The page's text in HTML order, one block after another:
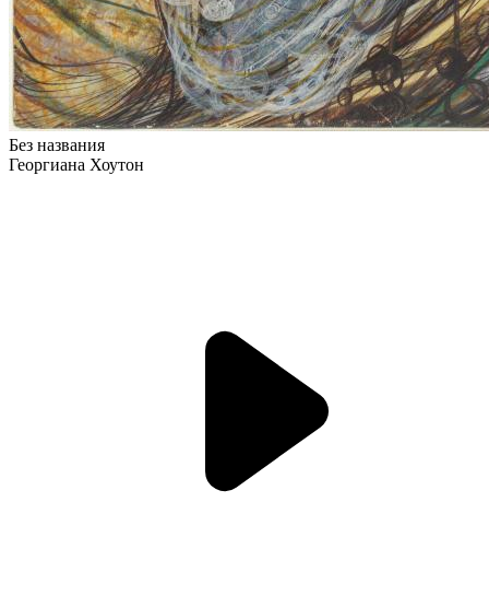
Без названия
Георгиана Хоутон